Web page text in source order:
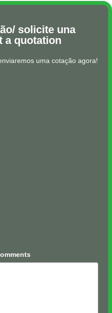
solicite una
a quotation
uma cotação agora!